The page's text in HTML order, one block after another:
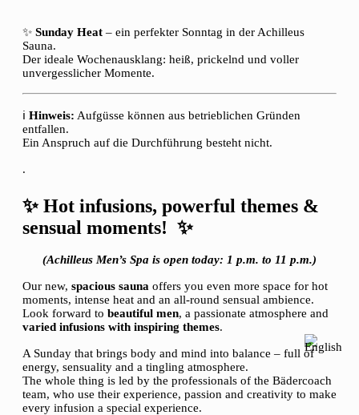
✨ Sunday Heat – ein perfekter Sonntag in der Achilleus
Sauna.
Der ideale Wochenausklang: heiß, prickelnd und voller
unvergesslicher Momente.
ℹ️ Hinweis: Aufgüsse können aus betrieblichen Gründen
entfallen.
Ein Anspruch auf die Durchführung besteht nicht.
.
✨ Hot infusions, powerful themes &
sensual moments! ✨
(Achilleus Men’s Spa is open today: 1 p.m. to 11 p.m.)
Our new, spacious sauna offers you even more space for hot
moments, intense heat and an all-round sensual ambience.
Look forward to beautiful men, a passionate atmosphere and
varied infusions with inspiring themes.
A Sunday that brings body and mind into balance – full of
energy, sensuality and a tingling atmosphere.
The whole thing is led by the professionals of the Bädercoach
team, who use their experience, passion and creativity to make
every infusion a special experience.